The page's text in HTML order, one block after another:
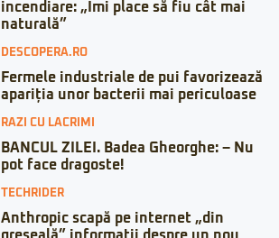
incendiare: „Îmi place să fiu cât mai
naturală”
DESCOPERA.RO
Fermele industriale de pui favorizează
apariția unor bacterii mai periculoase
RAZI CU LACRIMI
BANCUL ZILEI. Badea Gheorghe: – Nu
pot face dragoste!
TECHRIDER
Anthropic scapă pe internet „din